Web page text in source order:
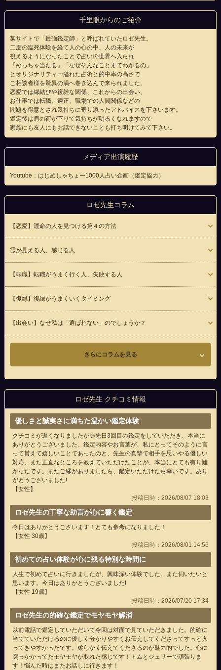
千里眼からのご紹介
某サイトで「最強鑑定師」と呼ばれていたロゼ先生。
二度の臨死体験を経て人の心の中、人の未来が
視えるようになったことで占いの世界へ入られ
「めっちゃ当たる」「なぜそんなことまでわかるの」
とオリジナリティー溢れた占術と的中率の高さで
ご相談者様を驚異の渦へ巻き込んで来られました。
恋愛では縁結びや複雑な関係、これからの出会い、
お仕事では転職、適正、職場での人間関係などの
問題を得意とされ気持ちに寄り添ったアドバイスを下さいます。
鑑定後は肩の荷が下りて気持ちが明るくなれますので
家族にも友人にもお話できないことも打ち明けてみて下さい。
メディア出演履歴
Youtube：はじめしゃちょー1000人占い企画（鑑定協力）
ロゼ先生コラム
【恋愛】運命の人を見つける第４の方法
霊が見える人、感じる人
【転職】転職がうまく行く人、失敗する人
【復縁】復縁がうまくいくタイミング
【出会い】なぜ私は「選ばれない」のでしょうか？
さらにコラムを見る
ロゼ先生 クチコミ情報
優しさと誠実さに満ちた温かい鑑定体験
クチコミが遅くなりましたが💦先日3回目の鑑定をしていただき、本当に
ありがとうございました。鑑定内容やお言葉が、私にとってそのように言
って貰えて嬉しいことであったのと、先生の真摯で相手を思いやる優しい
対応、また正直なところを教えていただけたことが、本当にとても有り難
かったです。またご縁がありましたら、鑑定いただけたら幸いです。あり
がとうございました!
【女性】
投稿日時：2026/08/07 18:03
ロゼ先生の丁寧な助言が心に響く鑑定
今日はありがとうございます！とても参考になりました！
【女性 30歳】
投稿日時：2026/08/01 14:56
初めての占い体験が心に残る特別な時間に
人生で初めて占いに行きましたが、興味深い体験でした。また伺いたいと
思います。今日はありがとうございました!
【女性 19歳】
投稿日時：2026/07/20 17:34
ロゼ先生の的確な鑑定でモヤモヤ解消
以前電話で鑑定していただいて今回は対面で見ていただきました。的確に
当てていただけるのに優しく分かりやすくお伝えしてくださってすっと入
ってきやすかったです。柔らかく伝えてくださるのが魅力的でした。心に
突っかかってたモヤモヤが取れた感じです！トムとジェリーで頑張りま
す！悩んだ時はまたお話しに行きます！